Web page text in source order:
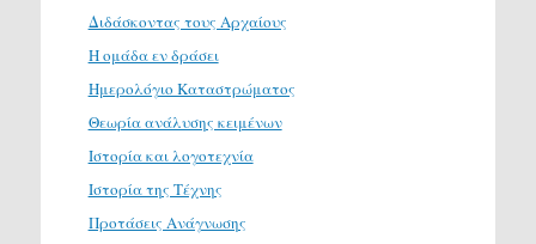
Διδάσκοντας τους Αρχαίους
Η ομάδα εν δράσει
Ημερολόγιο Καταστρώματος
Θεωρία ανάλυσης κειμένων
Ιστορία και λογοτεχνία
Ιστορία της Τέχνης
Προτάσεις Ανάγνωσης